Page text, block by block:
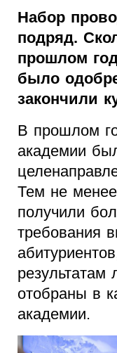
Набор
подряд.
прошлом
было
закончили
В прошлом
академии
Тем не
получили
требования
результатам
отобраны в
академии.